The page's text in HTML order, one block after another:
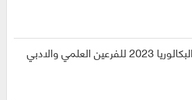
للفرعين العلمي والادبي